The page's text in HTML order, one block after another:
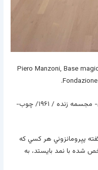
Piero Manzoni, Base
پيِرو مانزوني / ۱۹۳۳-۱۹۶۳/ پايه جادويي- مجسمه زنده / ۱۹۶۱/ چوب-
پيِرومانزوني هر کسي که
شده با نمد بايستد، به